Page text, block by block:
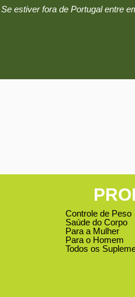
Se estiver fora de Portugal entre
Controle de Peso
Saúde do Corpo
Para a Mulher
Para o Homem
Todos os